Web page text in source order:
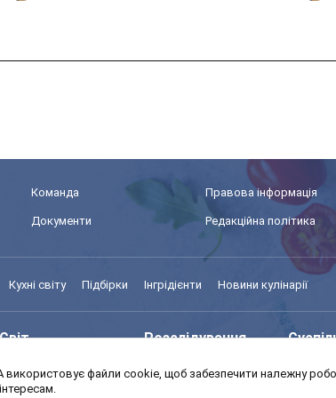
Команда Правова інформація
Документи Редакційна політика
Кухні світу Підбірки Інгрідієнти Новини кулінарії
Світ Розслідування
Моя школа Авто
файли cookie, щоб забезпечити належну